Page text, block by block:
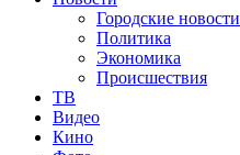
Городские новости
Политика
Экономика
Происшествия
ТВ
Видео
Кино